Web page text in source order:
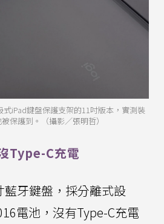
iPad鍵盤保護支架的11吋版本，實測裝
保護到。（攝影／張明哲）
Type-C充電
牙鍵盤，採分離式設
電池，沒有Type-C充電